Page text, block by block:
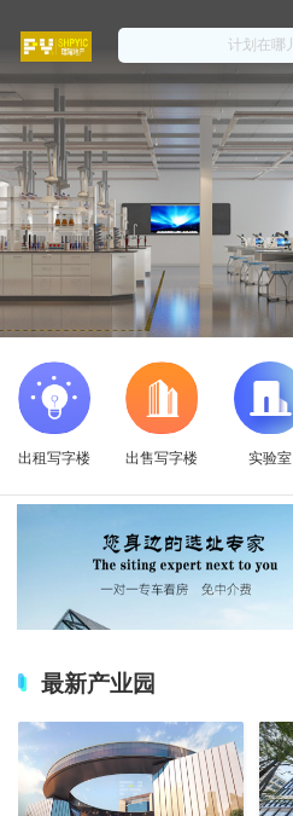
出租写字楼 出售写字楼 实验室
最新产业园